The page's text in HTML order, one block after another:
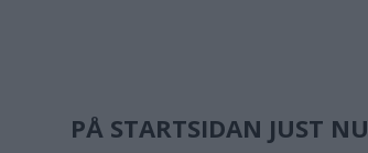
PÅ STARTSIDAN JUST NU